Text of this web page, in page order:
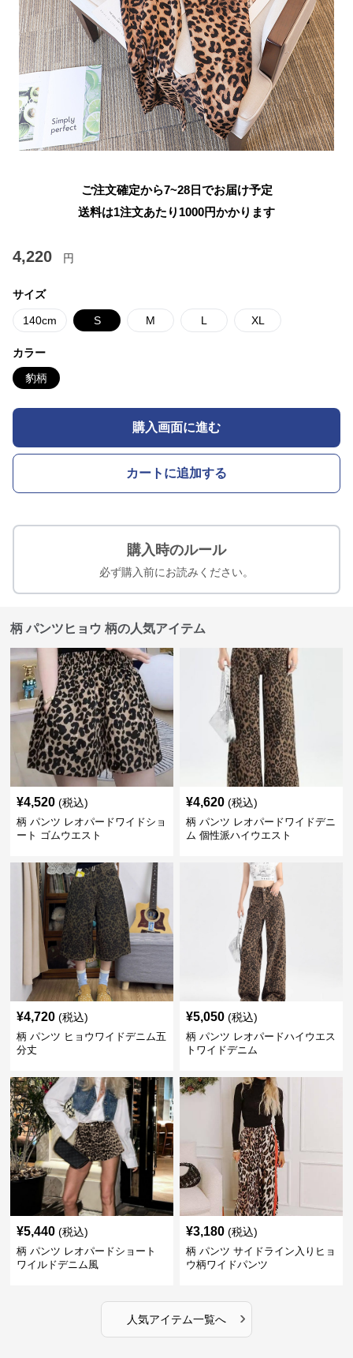
ご注文確定から7~28日でお届け予定
送料は1注文あたり 1000円かかります
4,220 円
サイズ
140cm S M L XL
カラー
豹柄
購入画面に進む
カートに追加する
購入時のルール
必ず購入前にお読みください。
柄 パンツヒョウ 柄の人気アイテム
¥4,520 (税込)
柄 パンツ レオパードワイドショ
ート ゴムウエスト
¥4,620 (税込)
柄 パンツ レオパードワイドデニ
ム 個性派ハイウエスト
¥4,720 (税込)
柄 パンツ ヒョウワイドデニム五
分丈
¥5,050 (税込)
柄 パンツ レオパードハイウエス
トワイドデニム
¥5,440 (税込)
柄 パンツ レオパードショート
ワイルドデニム風
¥3,180 (税込)
柄 パンツ サイドライン入りヒョ
ウ柄ワイドパンツ
人気アイテム一覧へ ›